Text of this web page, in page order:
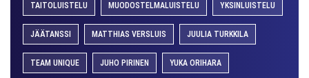
TAITOLUISTELU MUODOSTELMALUISTELU YKSINLUISTELU
JÄÄTANSSI MATTHIAS VERSLUIS JUULIA TURKKILA
TEAM UNIQUE JUHO PIRINEN YUKA ORIHARA